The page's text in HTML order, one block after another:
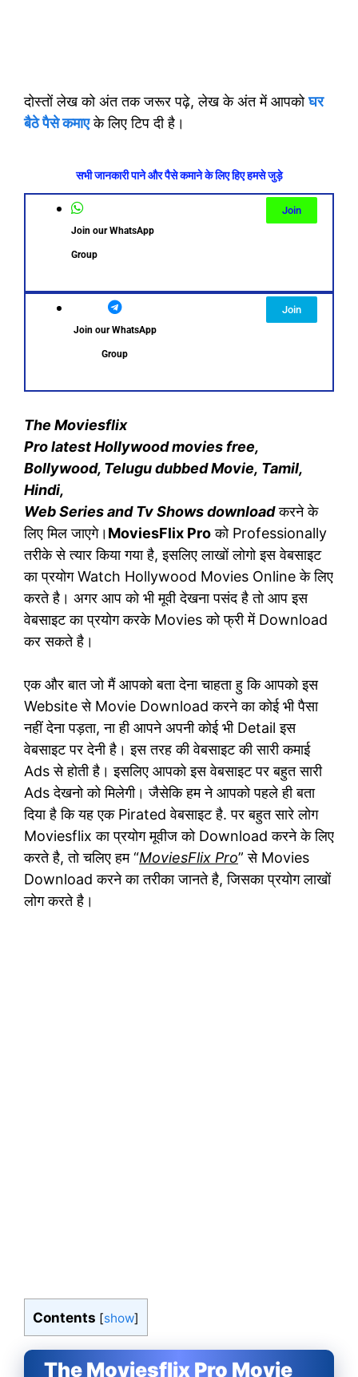
दोस्तों लेख को अंत तक जरूर पढ़े, लेख के अंत में आपकोघर
बैठे पैसे कमाएके लिए टिप दी है।
सभी जानकारी पाने और पैसे कमाने के लिए हिए हमसे जुड़े
Join our WhatsApp
Group
Join
Join our WhatsApp
Group
Join
The Moviesflix
ProlatestHollywoodmoviesfree,
Bollywood, TelugudubbedMovie, Tamil,
Hindi,
WebSeriesand TvShowsdownloadकरने के
लिए मिल जाएगे। MoviesFlix Proको Professionally
तरीके से त्यार किया गया है, इसलिए लाखों लोगो इस वेबसाइट
का प्रयोग Watch Hollywood Movies Online के लिए
करते है। अगर आप को भी मूवी देखना पसंद है तो आप इस
वेबसाइट का प्रयोग करके Movies को फ्री में Download
कर सकते है।
एक और बात जो मैं आपको बता देना चाहता हु कि आपको इस
Website से Movie Download करने का कोई भी पैसा
नहीं देना पड़ता, ना ही आपने अपनी कोई भी Detail इस
वेबसाइट पर देनी है। इस तरह की वेबसाइट की सारी कमाई
Ads से होती है। इसलिए आपको इस वेबसाइट पर बहुत सारी
Ads देखनो को मिलेगी। जैसेकि हम ने आपको पहले ही बता
दिया है कि यह एक Pirated वेबसाइट है. पर बहुत सारे लोग
Moviesflix का प्रयोग मूवीज को Download करने के लिए
करते है, तो चलिए हम “MoviesFlix Pro” से Movies
Download करने का तरीका जानते है, जिसका प्रयोग लाखों
लोग करते है।
Contents [show]
The Moviesflix Pro Movie